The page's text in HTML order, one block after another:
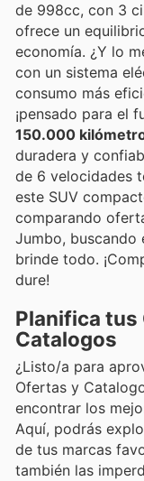
de 998cc, con 3
ofrece un
economía. ¿Y lo
con un sistema
consumo más
¡pensado para el
150.000
duradera y
de 6 velocidades
este SUV
comparando
Jumbo, buscando
brinde todo.
dure!
Planifica tus
Catalogos
¿Listo/a para
Ofertas y
encontrar los
Aquí, podrás
de tus marcas
también las